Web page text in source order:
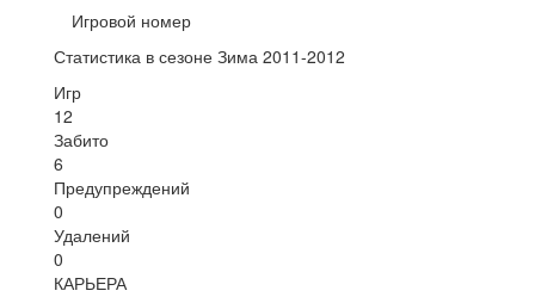
Игровой номер
Статистика в сезоне Зима 2011-2012
Игр
12
Забито
6
Предупреждений
0
Удалений
0
КАРЬЕРА